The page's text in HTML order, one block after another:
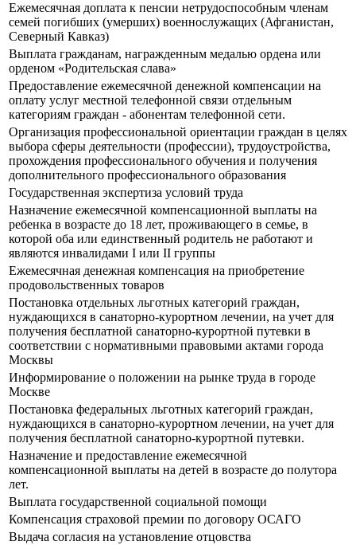
Ежемесячная доплата к пенсии нетрудоспособным членам
семей погибших (умерших) военнослужащих (Афганистан,
Северный Кавказ)
Выплата гражданам, награжденным медалью ордена или
орденом «Родительская слава»
Предоставление ежемесячной денежной компенсации на
оплату услуг местной телефонной связи отдельным
категориям граждан - абонентам телефонной сети.
Организация профессиональной ориентации граждан в целях
выбора сферы деятельности (профессии), трудоустройства,
прохождения профессионального обучения и получения
дополнительного профессионального образования
Государственная экспертиза условий труда
Назначение ежемесячной компенсационной выплаты на
ребенка в возрасте до 18 лет, проживающего в семье, в
которой оба или единственный родитель не работают и
являются инвалидами I или II группы
Ежемесячная денежная компенсация на приобретение
продовольственных товаров
Постановка отдельных льготных категорий граждан,
нуждающихся в санаторно-курортном лечении, на учет для
получения бесплатной санаторно-курортной путевки в
соответствии с нормативными правовыми актами города
Москвы
Информирование о положении на рынке труда в городе
Москве
Постановка федеральных льготных категорий граждан,
нуждающихся в санаторно-курортном лечении, на учет для
получения бесплатной санаторно-курортной путевки.
Назначение и предоставление ежемесячной
компенсационной выплаты на детей в возрасте до полутора
лет.
Выплата государственной социальной помощи
Компенсация страховой премии по договору ОСАГО
Выдача согласия на установление отцовства